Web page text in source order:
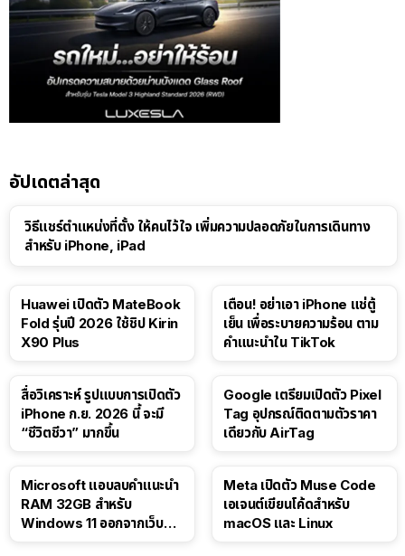
อัปเดตล่าสุด
วิธีแชร์ตำแหน่งที่ตั้ง ให้คนไว้ใจ เพิ่มความปลอดภัยในการเดินทาง
สำหรับ iPhone, iPad
Huawei เปิดตัว MateBook
Fold รุ่นปี 2026 ใช้ชิป Kirin
X90 Plus
เตือน! อย่าเอา iPhone แช่ตู้
เย็น เพื่อระบายความร้อน ตาม
คำแนะนำใน TikTok
สื่อวิเคราะห์ รูปแบบการเปิดตัว
iPhone ก.ย. 2026 นี้ จะมี
“ชีวิตชีวา” มากขึ้น
Google เตรียมเปิดตัว Pixel
Tag อุปกรณ์ติดตามตัวราคา
เดียวกับ AirTag
Microsoft แอบลบคำแนะนำ
RAM 32GB สำหรับ
Windows 11 ออกจากเว็บตัว
Meta เปิดตัว Muse Code
เอเจนต์เขียนโค้ดสำหรับ
macOS และ Linux